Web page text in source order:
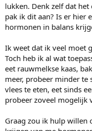
lukken. Denk zelf dat
pak ik dit aan? Is er hier
hormonen in balans
Ik weet dat ik veel moet
Toch heb ik al wat
eet rauwmelkse kaas,
meer, probeer minder
vlees te eten, eet sinds
probeer zoveel mogelijk
Graag zou ik hulp willen